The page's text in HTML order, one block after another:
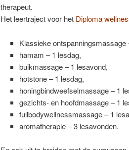
therapeut.
Het leertraject voor het Diploma
Klassieke ontspanningsmassage
hamam – 1 lesdag,
buikmassage – 1 lesavond,
hotstone – 1 lesdag,
honingbindweefselmassage – 1
gezichts- en hoofdmassage – 1
fullbodywellnessmassage – 1
aromatherapie – 3 lesavonden.